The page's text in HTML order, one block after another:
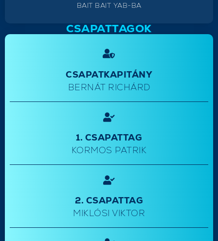
BAIT BAIT YAB-BA
CSAPATTAGOK
CSAPATKAPITÁNY
BERNÁT RICHÁRD
1. CSAPATTAG
KORMOS PATRIK
2. CSAPATTAG
MIKLÓSI VIKTOR